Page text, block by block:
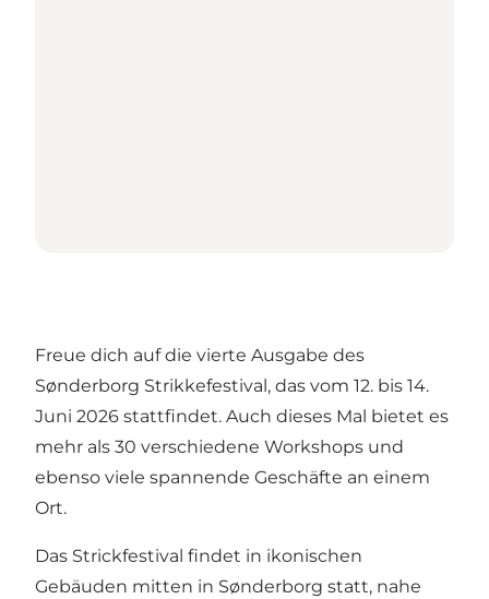
Freue dich auf die vierte Ausgabe des
Sønderborg Strikkefestival, das vom 12. bis 14.
Juni 2026 stattfindet. Auch dieses Mal bietet es
mehr als 30 verschiedene Workshops und
ebenso viele spannende Geschäfte an einem
Ort.
Das Strickfestival findet in ikonischen
Gebäuden mitten in Sønderborg statt, nahe